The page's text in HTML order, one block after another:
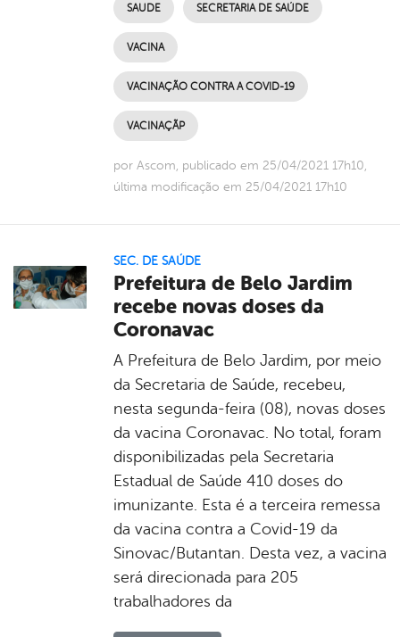
SAUDE SECRETARIA DE SAÚDE
VACINA
VACINAÇÃO CONTRA A COVID-19
VACINAÇÃP
por Ascom, publicado em 25/04/2021 17h10,
última modificação em 25/04/2021 17h10
SEC. DE SAÚDE
Prefeitura de Belo Jardim
recebe novas doses da
Coronavac
A Prefeitura de Belo Jardim, por meio
da Secretaria de Saúde, recebeu,
nesta segunda-feira (08), novas doses
da vacina Coronavac. No total, foram
disponibilizadas pela Secretaria
Estadual de Saúde 410 doses do
imunizante. Esta é a terceira remessa
da vacina contra a Covid-19 da
Sinovac/Butantan. Desta vez, a vacina
será direcionada para 205
trabalhadores da